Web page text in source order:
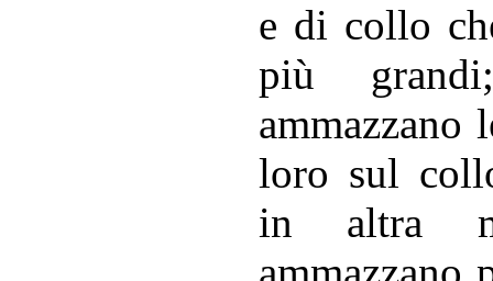
e di collo
più
loro sul
in altra